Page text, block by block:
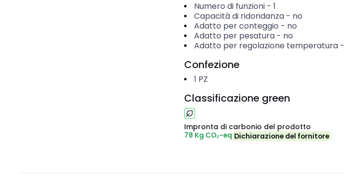
Numero di funzioni- 1
Capacità di ridondanza- no
Adatto per conteggio - no
Adatto per pesatura- no
Adatto per regolazione temperatura-
Confezione
1 PZ
Classificazione green
Impronta di carbonio del prodotto
78 Kg CO₂-eq Dichiarazione del fornitore